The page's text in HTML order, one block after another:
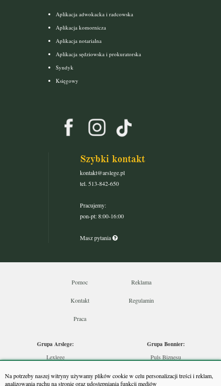
Na potrzeby naszej witryny używamy plików cookie w celu personalizacji treści i reklam,
analizowania ruchu na stronie oraz udostępniania funkcji mediów
Aplikacja adwokacka i radcowska
Aplikacja komornicza
Aplikacja notarialna
Aplikacja sędziowska i prokuratorska
Syndyk
Księgowy
Szybki kontakt
kontakt@arslege.pl
tel. 513-842-650
Pracujemy:
pon-pt: 8:00-16:00
Masz pytania
Pomoc Reklama
Kontakt Regulamin
Praca
Grupa Arslege:
Lexlege
Skarbowcy
Grupa Bonnier:
Puls Biznesu
Puls Medycyny